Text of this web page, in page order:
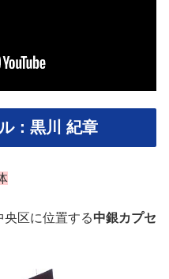
：黒川 紀章
区に位置する中銀カプセ